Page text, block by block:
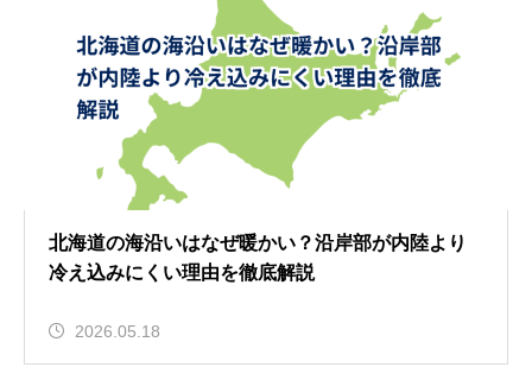
北海道の海沿いはなぜ暖かい？沿岸部が内陸より
冷え込みにくい理由を徹底解説
2026.05.18